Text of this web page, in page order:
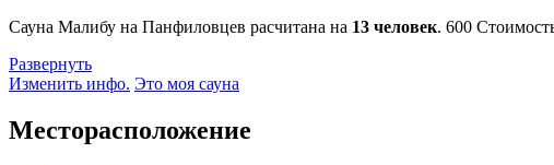
Сауна Малибу на Панфиловцев расчитана на 13 человек. 600
Развернуть
Изменить инфо. Это моя сауна
Месторасположение